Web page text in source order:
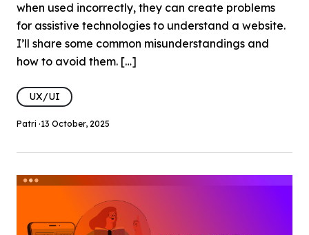
when used incorrectly, they can create problems
for assistive technologies to understand a website.
I’ll share some common misunderstandings and
how to avoid them. […]
UX/UI
Patri ·13 October, 2025